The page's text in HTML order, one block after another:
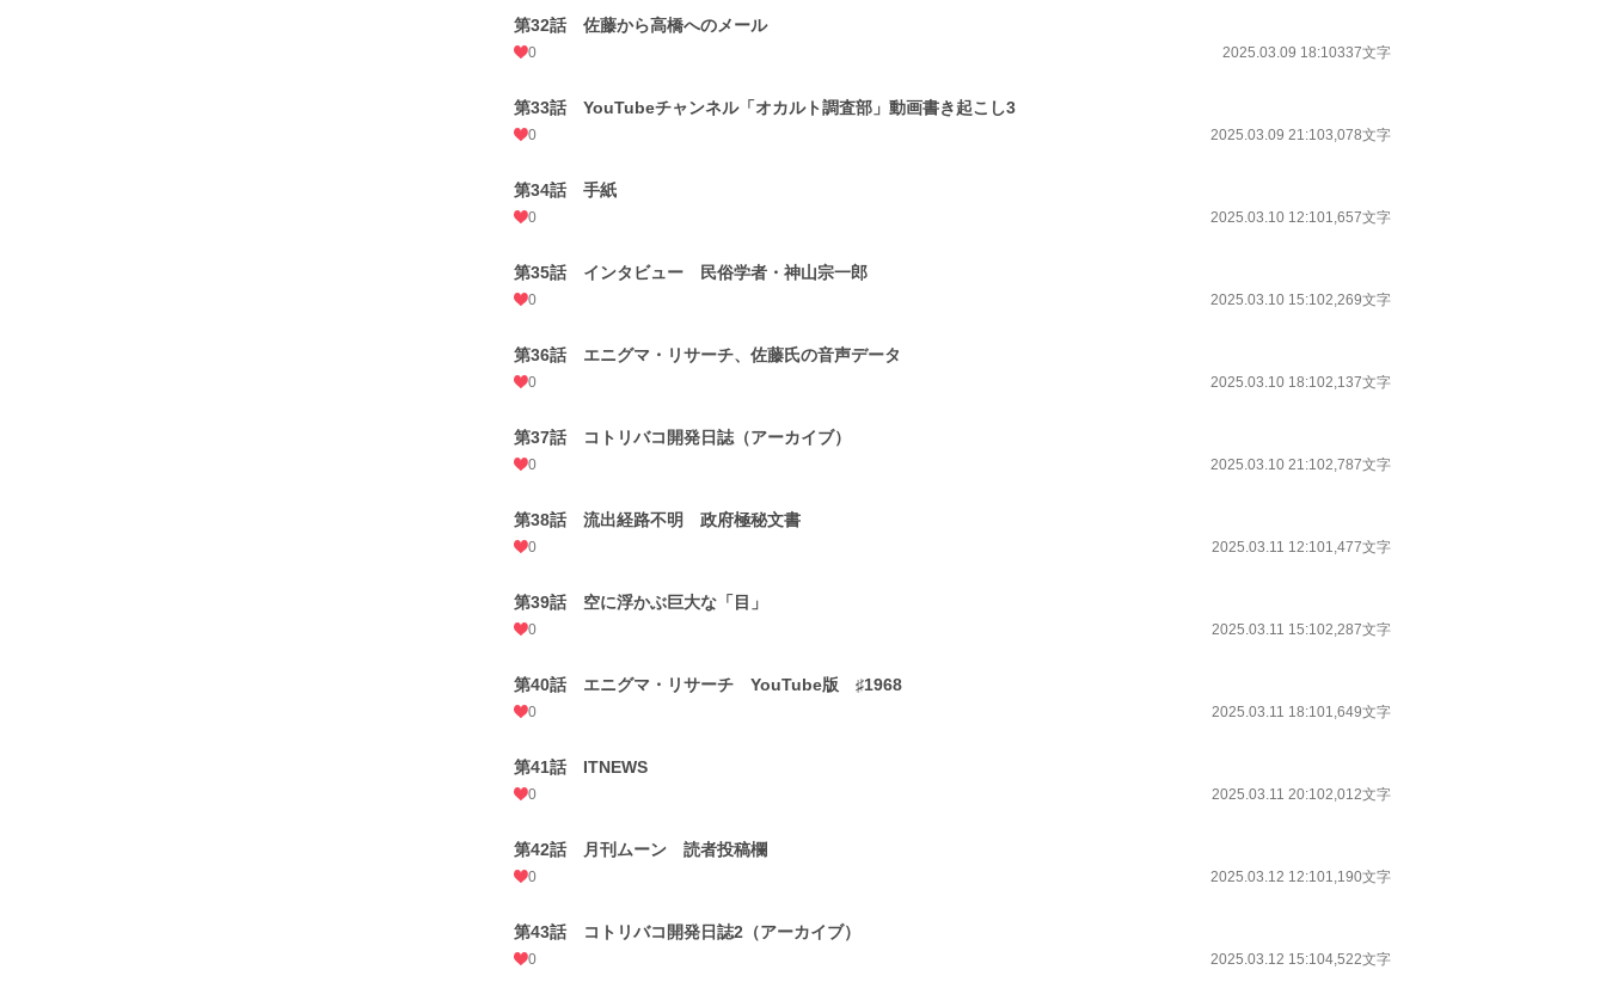
第32話 佐藤から高橋へのメール
0 2025.03.09 18:10337文字
第33話 YouTubeチャンネル「オカルト調査部」動画書き起こし3
0 2025.03.09 21:103,078文字
第34話 手紙
0 2025.03.10 12:101,657文字
第35話 インタビュー 民俗学者・神山宗一郎
0 2025.03.10 15:102,269文字
第36話 エニグマ・リサーチ、佐藤氏の音声データ
0 2025.03.10 18:102,137文字
第37話 コトリバコ開発日誌（アーカイブ）
0 2025.03.10 21:102,787文字
第38話 流出経路不明 政府極秘文書
0 2025.03.11 12:101,477文字
第39話 空に浮かぶ巨大な「目」
0 2025.03.11 15:102,287文字
第40話 エニグマ・リサーチ YouTube版 ♯1968
0 2025.03.11 18:101,649文字
第41話 ITNEWS
0 2025.03.11 20:102,012文字
第42話 月刊ムーン 読者投稿欄
0 2025.03.12 12:101,190文字
第43話 コトリバコ開発日誌2（アーカイブ）
0 2025.03.12 15:104,522文字